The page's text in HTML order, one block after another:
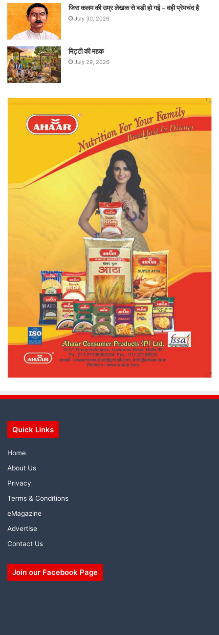
जिस कलम की उम्र लेखक से बड़ी हो गई – वही प्रेमचंद है
July 30, 2026
मिट्टी की महक
July 29, 2026
Quick Links
Home
About Us
Privacy
Terms & Conditions
eMagazine
Advertise
Contact Us
Join our Facebook Page